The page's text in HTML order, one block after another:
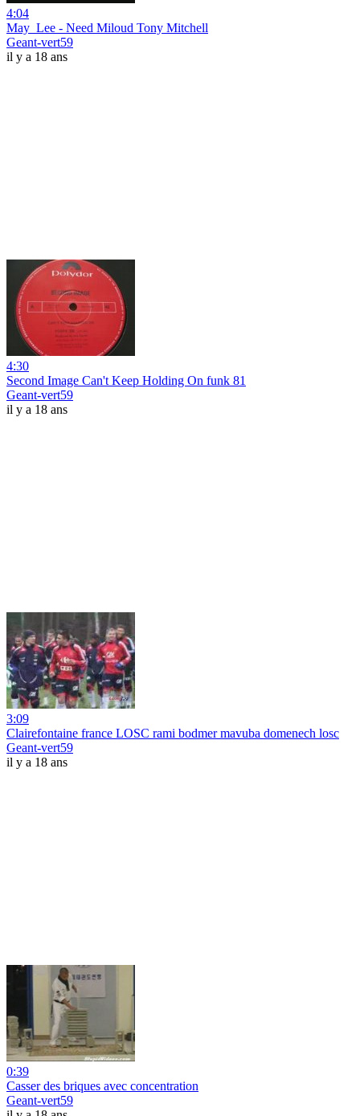
4:04
May_Lee - Need Miloud Tony Mitchell
Geant-vert59
il y a 18 ans
4:30
Second Image Can't Keep Holding On funk 81
Geant-vert59
il y a 18 ans
3:09
Clairefontaine france LOSC rami bodmer mavuba domenech losc
Geant-vert59
il y a 18 ans
0:39
Casser des briques avec concentration
Geant-vert59